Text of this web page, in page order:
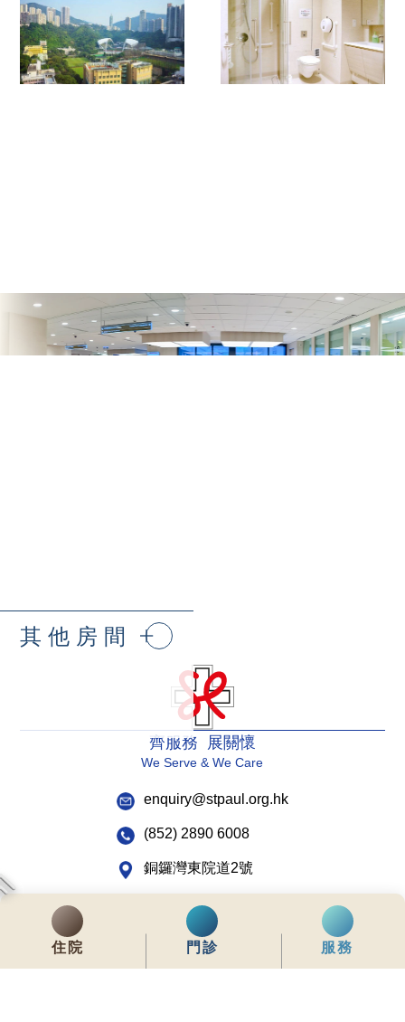
其他房間
住院 門診 服務
齊服務 展關懷
We Serve & We Care
enquiry@stpaul.org.hk
(852) 2890 6008
銅鑼灣東院道2號
內聯網 常用資料 網站地圖
免責聲明
私隱政策聲明